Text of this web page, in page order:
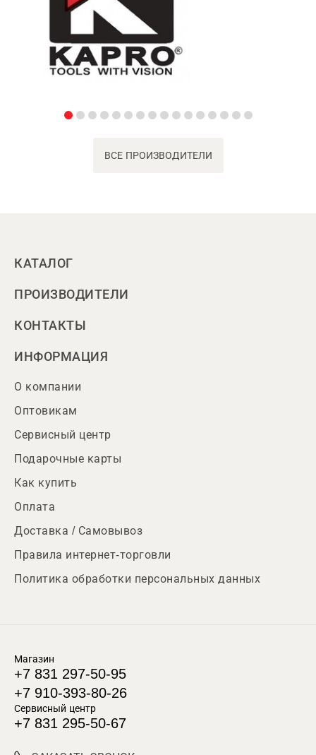
ВСЕ ПРОИЗВОДИТЕЛИ
КАТАЛОГ
ПРОИЗВОДИТЕЛИ
КОНТАКТЫ
ИНФОРМАЦИЯ
О компании
Оптовикам
Сервисный центр
Подарочные карты
Как купить
Оплата
Доставка / Самовывоз
Правила интернет-торговли
Политика обработки персональных данных
Магазин
+7 831 297-50-95
+7 910-393-80-26
Сервисный центр
+7 831 295-50-67